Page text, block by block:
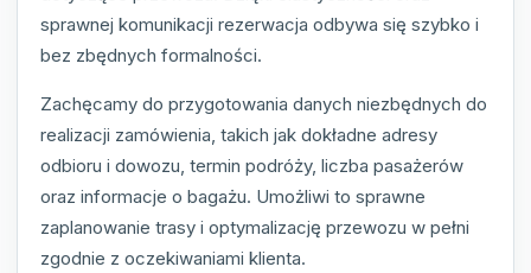
sprawnej komunikacji rezerwacja odbywa się szybko i
bez zbędnych formalności.
Zachęcamy do przygotowania danych niezbędnych do
realizacji zamówienia, takich jak dokładne adresy
odbioru i dowozu, termin podróży, liczba pasażerów
oraz informacje o bagażu. Umożliwi to sprawne
zaplanowanie trasy i optymalizację przewozu w pełni
zgodnie z oczekiwaniami klienta.